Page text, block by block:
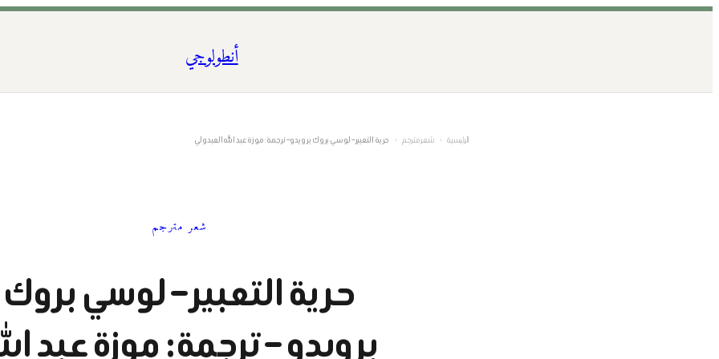
المحتوى
أنطولوجي
الرئيسية › شعر مترجم › حرية التعبير – لوسي بروك برويدو – ترجمة: موزة عبد الله العبدولي
شعر مترجم
حرية التعبير – لوسي بروك
برويدو – ترجمة: موزة عبد